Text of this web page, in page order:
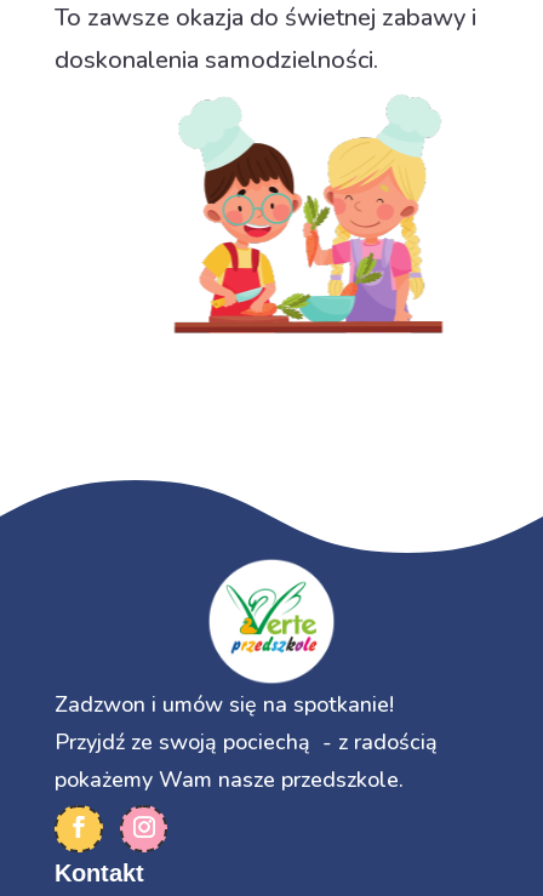
To zawsze okazja do świetnej zabawy i
doskonalenia samodzielności.
Zadzwon i umów się na spotkanie!
Przyjdź ze swoją pociechą - z radością
pokażemy Wam nasze przedszkole.
Kontakt